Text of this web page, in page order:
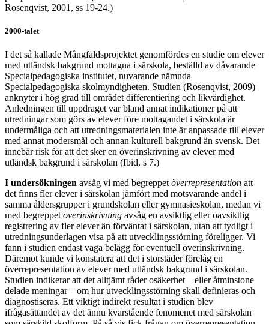
Rosenqvist, 2001, ss 19-24.)
2000-talet
I det så kallade Mångfaldsprojektet genomfördes en studie om elever
med utländsk bakgrund mottagna i särskola, beställd av dåvarande
Specialpedagogiska institutet, nuvarande nämnda
Specialpedagogiska skolmyndigheten. Studien (Rosenqvist, 2009)
anknyter i hög grad till området differentiering och likvärdighet.
Anledningen till uppdraget var bland annat indikationer på att
utredningar som görs av elever före mottagandet i särskola är
undermåliga och att utredningsmaterialen inte är anpassade till elever
med annat modersmål och annan kulturell bakgrund än svensk. Det
innebär risk för att det sker en överinskrivning av elever med
utländsk bakgrund i särskolan (Ibid, s 7.)
I undersökningen avsåg vi med begreppetöverrepresentation att
det finns fler elever i särskolan jämfört med motsvarande andel i
samma åldersgrupper i grundskolan eller gymnasieskolan, medan vi
med begreppetöverinskrivning avsåg en avsiktlig eller oavsiktlig
registrering av fler elever än förväntat i särskolan, utan att tydligt i
utredningsunderlagen visa på att utvecklingsstörning föreligger. Vi
fann i studien endast vaga belägg för eventuell överinskrivning.
Däremot kunde vi konstatera att det i storstäder förelåg en
överrepresentation av elever med utländsk bakgrund i särskolan.
Studien indikerar att det alltjämt råder osäkerhet – eller åtminstone
delade meningar – om hur utvecklingsstörning skall definieras och
diagnostiseras. Ett viktigt indirekt resultat i studien blev
ifrågasättandet av det ännu kvarstående fenomenet med särskolan